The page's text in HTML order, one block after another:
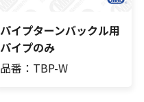
パイプターンバックル用
パイプのみ
品番：TBP-W